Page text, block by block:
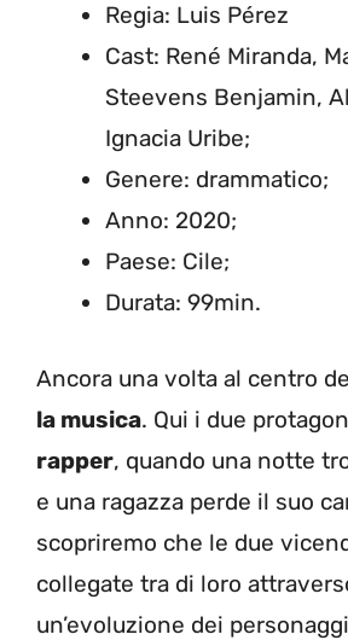
Regia: Luis Pérez
Cast: René Miranda,
Steevens Benjamin,
Ignacia Uribe;
Genere: drammatico;
Anno: 2020;
Paese: Cile;
Durata: 99min.
Ancora una volta al centro
la musica. Qui i due
rapper, quando una notte
e una ragazza perde il suo
scopriremo che le due
collegate tra di loro
un’evoluzione dei